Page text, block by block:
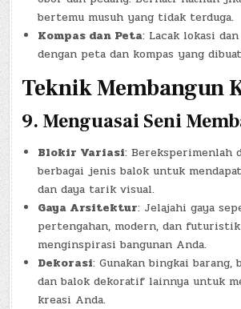
bertemu musuh yang tidak terduga.
Kompas dan Peta: Lacak lokasi
dengan peta dan kompas yang
Teknik Membangun
9. Menguasai Seni
Blokir Variasi: Bereksperimenlah
berbagai jenis balok untuk
dan daya tarik visual.
Gaya Arsitektur: Jelajahi gaya
pertengahan, modern, dan
menginspirasi bangunan Anda.
Dekorasi: Gunakan bingkai barang,
dan balok dekoratif lainnya untuk
kreasi Anda.